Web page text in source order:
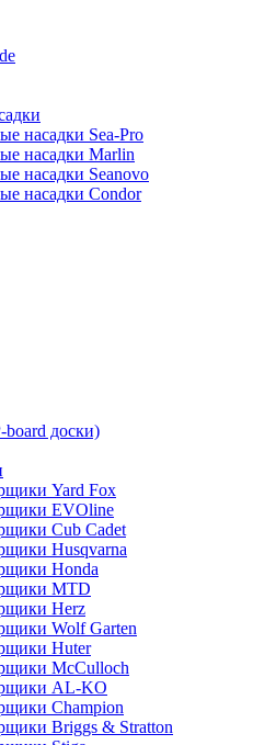
насадки Sea-Pro
насадки Marlin
насадки Seanovo
насадки Condor
доски)
Yard Fox
EVOline
Cub Cadet
Husqvarna
Honda
MTD
Herz
Wolf Garten
Huter
McCulloch
AL-KO
Champion
Briggs & Stratton